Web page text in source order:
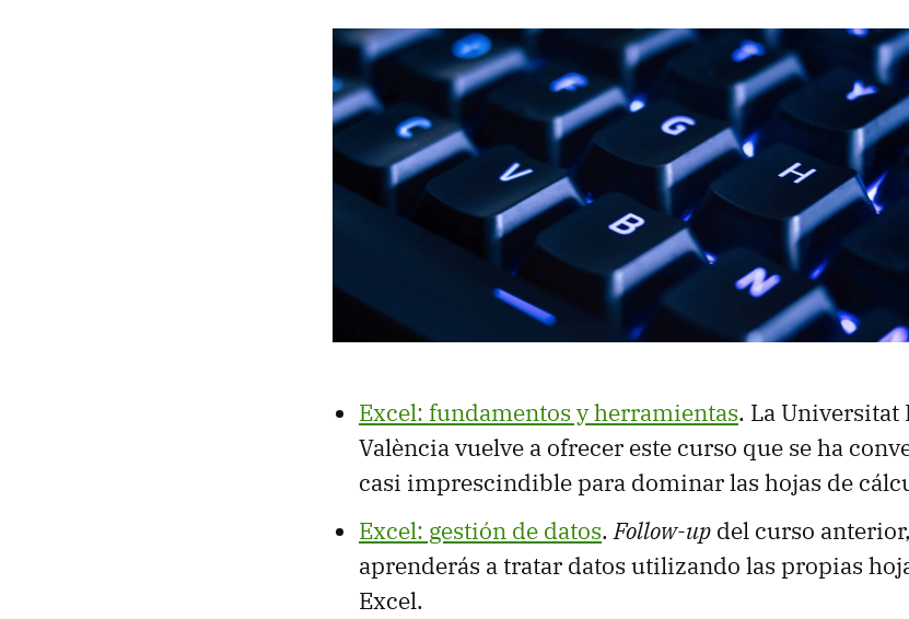
Excel: fundamentos y herramientas. La Universitat
València vuelve a ofrecer este curso que se ha
casi imprescindible para dominar las hojas de
Excel: gestión de datos.Follow-up del curso
aprenderás a tratar datos utilizando las propias
Excel.